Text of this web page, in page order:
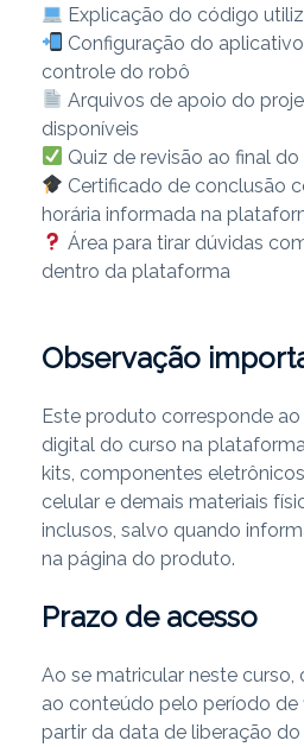
Explicação do código
Configuração do
controle do robô
Arquivos de apoio do
disponíveis
Quiz de revisão ao final do
Certificado de conclusão
horária informada na
Área para tirar dúvidas
dentro da plataforma
Observação
Este produto corresponde
digital do curso na plataforma
kits, componentes
celular e demais materiais
inclusos, salvo quando
na página do produto.
Prazo de acesso
Ao se matricular neste curso,
ao conteúdo pelo período de
partir da data de liberação do